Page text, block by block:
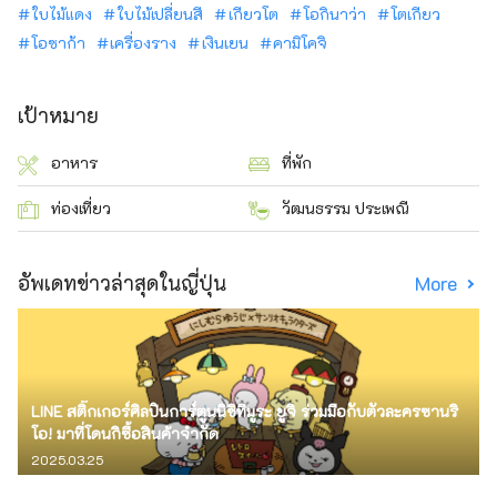
ใบไม้แดง
ใบไม้เปลี่ยนสี เกียวโต โอกินาว่า
โตเกียว
โอซาก้า
เครื่องราง เงินเยน คามิโคจิ
เป้าหมาย
อาหาร ที่พัก
ท่องเที่ยว วัฒนธรรม ประเพณี
อัพเดทข่าวล่าสุดในญี่ปุ่น More
LINE สติ๊กเกอร์ศิลปินการ์ตูนนิชิทีมูระ ยูจิ ร่วมมือกับตัวละครซานริ
โอ! มาที่โดนกิซื้อสินค้าจำกัด
2025.03.25